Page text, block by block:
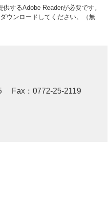
するAdobe Readerが必要です。
ウンロードしてください。（無
Fax：0772-25-2119